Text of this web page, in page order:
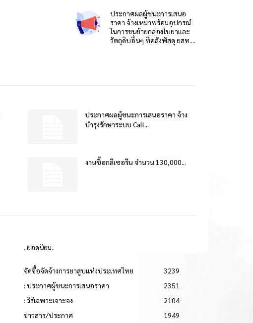
ประกาศผลผู้ชนะการเสนอ
ราคา จ้างเหมาพร้อมอุปกรณ์
ในการขนย้ายกล่องใบยาและ
วัตถุดิบอื่นๆ ที่คลังพัสดุ ยสท....
ประกาศผลผู้ชนะการเสนอราคา จ้าง
บำรุงรักษาระบบ Call...
งานซื้อกลีเซอรีน จำนวน 130,000...
..ยอดนิยม..
จัดซื้อจัดจ้างการยาสูบแห่งประเทศไทย
3239
: ประกาศผู้ชนะการเสนอราคา
2351
: วิธีเฉพาะเจาะจง
2104
ข่าวสาร/ประกาศ
1949